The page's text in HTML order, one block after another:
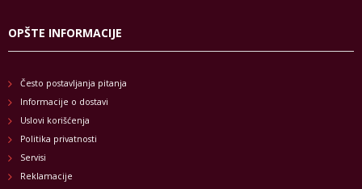
OPŠTE INFORMACIJE
Često postavljanja pitanja
Informacije o dostavi
Uslovi korišćenja
Politika privatnosti
Servisi
Reklamacije